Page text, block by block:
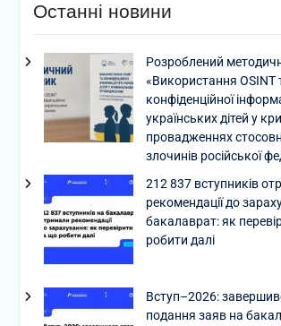
Останні новини
Розроблений
«Використання OSINT
конфіденційної
українських дітей у
провадженнях
злочинів російської
212 837 вступників
рекомендації до
бакалаврат: як
робити далі
Вступ–2026:
подання заяв на